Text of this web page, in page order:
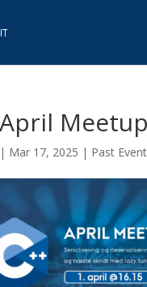
Meetup
| Mar 17, 2025 | Past Event